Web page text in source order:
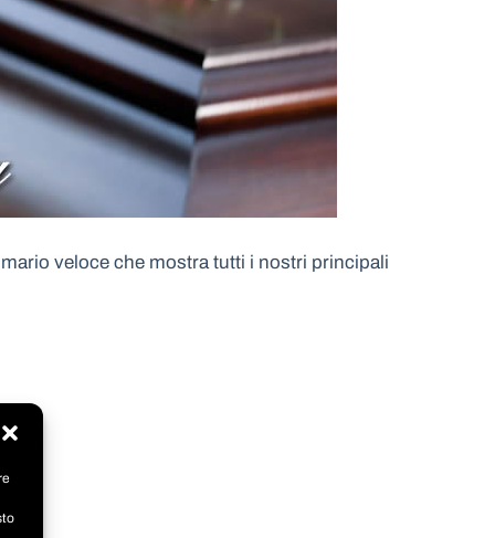
veloce che mostra tutti i nostri principali